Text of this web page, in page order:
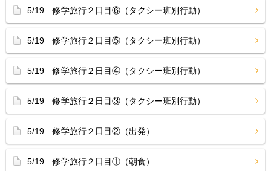
5/19 修学旅行２日目⑥（タクシー班別行動）
5/19 修学旅行２日目⑤（タクシー班別行動）
5/19 修学旅行２日目④（タクシー班別行動）
5/19 修学旅行２日目③（タクシー班別行動）
5/19 修学旅行２日目②（出発）
5/19 修学旅行２日目①（朝食）